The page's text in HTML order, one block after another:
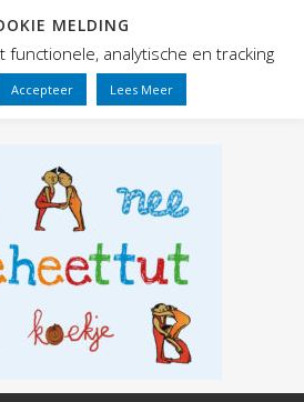
MELDING
functionele, analytische en tracking
Accepteer Lees Meer